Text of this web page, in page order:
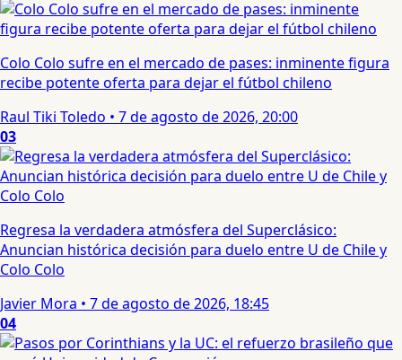
Colo Colo sufre en el mercado de pases: inminente figura
recibe potente oferta para dejar el fútbol chileno
Raul Tiki Toledo • 7 de agosto de 2026, 20:00
03
Regresa la verdadera atmósfera del Superclásico:
Anuncian histórica decisión para duelo entre U de Chile y
Colo Colo
Javier Mora • 7 de agosto de 2026, 18:45
04